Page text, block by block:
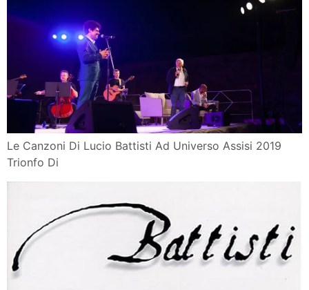
Le Canzoni Di Lucio Battisti Ad Universo Assisi 2019
Trionfo Di